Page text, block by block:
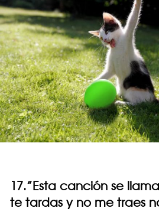
17.”Esta canción se
te tardas y no me traes